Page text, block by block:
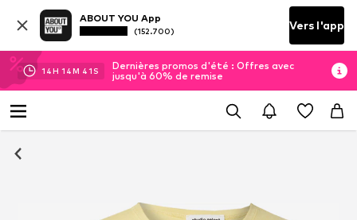
ABOUT YOU App
(152.700) Vers l'app
14H 14M 40 S
Dernières promos d'été : Offres avec
jusqu'à 60% de remise